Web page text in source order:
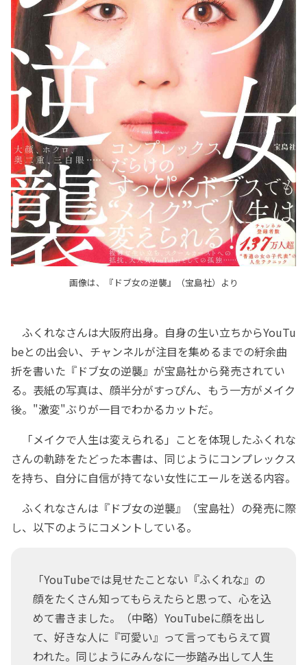
画像は、『ドブ女の逆襲』（宝島社）より
ふくれなさんは大阪府出身。自身の生い立ちからYouTu
beとの出会い、チャンネルが注目を集めるまでの紆余曲
折を書いた『ドブ女の逆襲』が宝島社から発売されてい
る。表紙の写真は、顔半分がすっぴん、もう一方がメイク
後。"激変"ぶりが一目でわかるカットだ。
「メイクで人生は変えられる」ことを体現したふくれな
さんの軌跡をたどった本書は、同じようにコンプレックス
を持ち、自分に自信が持てない女性にエールを送る内容。
ふくれなさんは『ドブ女の逆襲』（宝島社）の発売に際
し、以下のようにコメントしている。
「YouTubeでは見せたことない『ふくれな』の
顔をたくさん知ってもらえたらと思って、心を込
めて書きました。（中略）YouTubeに顔を出し
て、好きな人に『可愛い』って言ってもらえて買
われた。同じようにみんなに一歩踏み出して人生